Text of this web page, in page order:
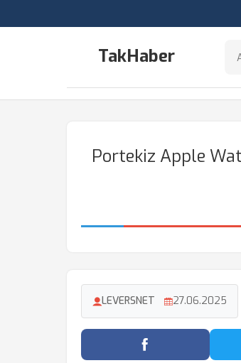
TakHaber
Portekiz Apple
LEVERSNET 27.06.2025
Facebook'ta